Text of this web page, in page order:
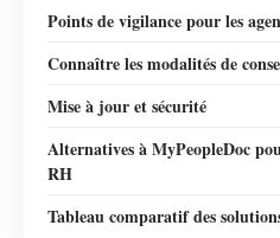
Points de vigilance pour les
Connaître les modalités de
Mise à jour et sécurité
Alternatives à MyPeopleDoc
RH
Tableau comparatif des